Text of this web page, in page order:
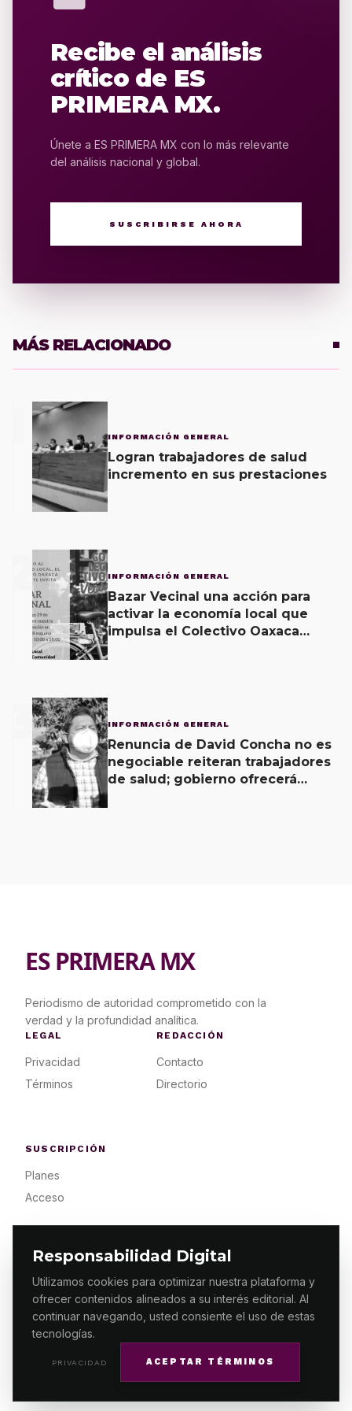
Responsabilidad Digital
Utilizamos cookies para optimizar nuestra plataforma y
ofrecer contenidos alineados a su interés editorial. Al
continuar navegando, usted consiente el uso de estas
tecnologías.
PRIVACIDAD ACEPTAR TÉRMINOS
Recibe el análisis
crítico de ES
PRIMERA MX.
Únete a ES PRIMERA MX con lo más relevante
del análisis nacional y global.
SUSCRIBIRSE AHORA
MÁS RELACIONADO
INFORMACIÓN GENERAL
Logran trabajadores de salud
incremento en sus prestaciones
2 INFORMACIÓN GENERAL
Bazar Vecinal una acción para
activar la economía local que
impulsa el Colectivo Oaxaca
3 INFORMACIÓN GENERAL
Renuncia de David Concha no es
negociable reiteran trabajadores
de salud; gobierno ofrecerá
ES PRIMERA MX
Periodismo de autoridad comprometido con la
verdad y la profundidad analítica.
LEGAL
Privacidad
Términos
REDACCIÓN
Contacto
Directorio
SUSCRIPCIÓN
Planes
Acceso
© 2026 ES PRIMERA MX. ALGUNOS DERECHOS
RESERVADOS / DESIGNMAKING.MX